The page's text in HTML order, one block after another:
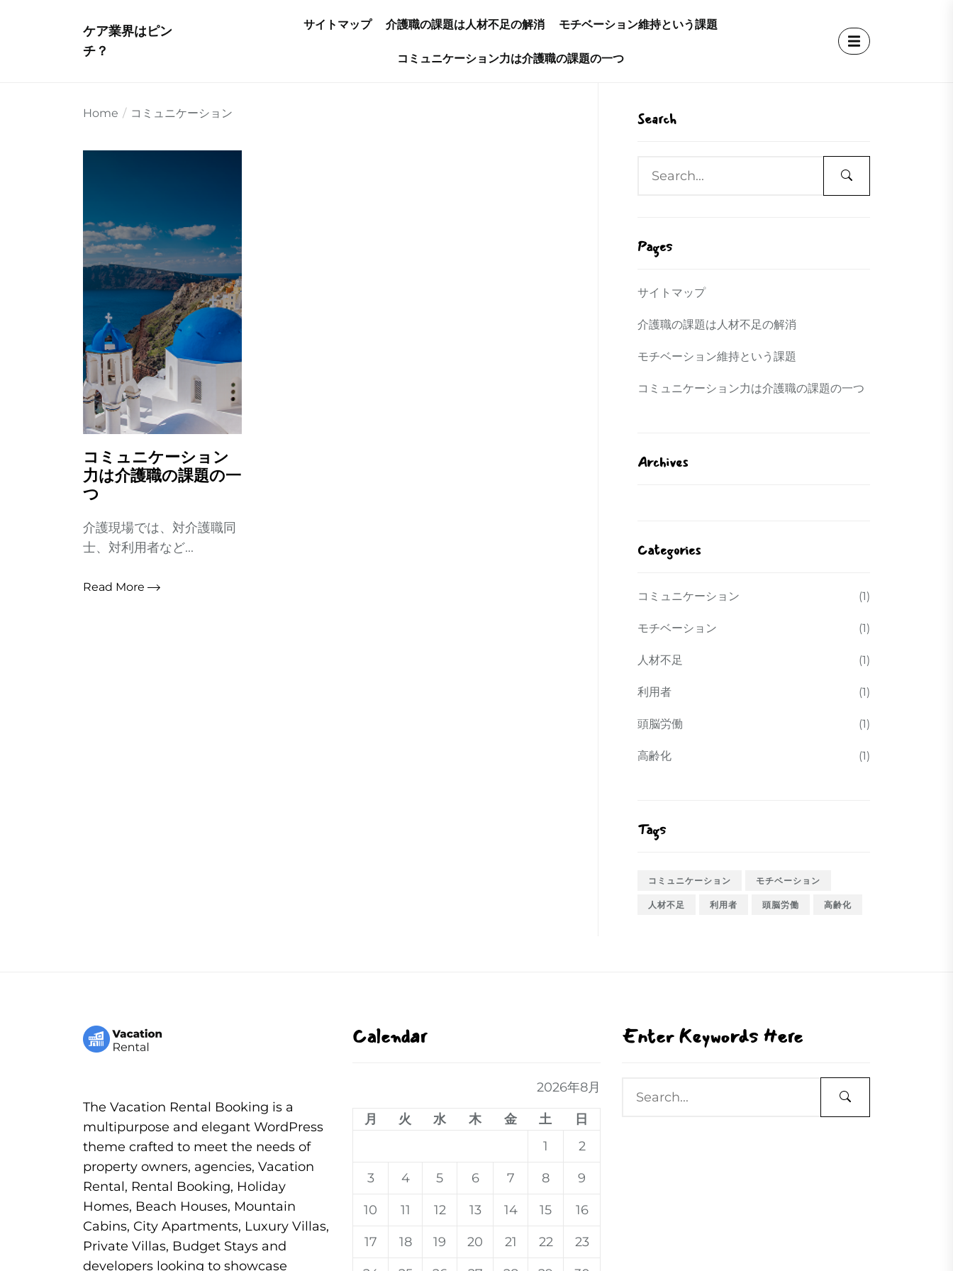
ケア業界はピン
チ？
サイトマップ 介護職の課題は人材不足の解消 モチベーション維持という課題
コミュニケーション力は介護職の課題の一つ
Home コミュニケーション
コミュニケーション
力は介護職の課題の一
つ
介護現場では、対介護職同
士、対利用者など...
Read More
Search
Pages
サイトマップ
介護職の課題は人材不足の解消
モチベーション維持という課題
コミュニケーション力は介護職の課題の一つ
Archives
Categories
コミュニケーション (1)
モチベーション (1)
人材不足 (1)
利用者 (1)
頭脳労働 (1)
高齢化 (1)
Tags
コミュニケーション モチベーション
人材不足 利用者 頭脳労働 高齢化
The Vacation Rental Booking is a
multipurpose and elegant WordPress
theme crafted to meet the needs of
property owners, agencies, Vacation
Rental, Rental Booking, Holiday
Homes, Beach Houses, Mountain
Cabins, City Apartments, Luxury Villas,
Private Villas, Budget Stays and
developers looking to showcase
Calendar
2026年8月
月 火 水 木 金 土
日
1
2
3 4 5 6 7 8 9
10 11 12 13 14 15 16
17 18 19 20 21 22 23
Enter Keywords Here